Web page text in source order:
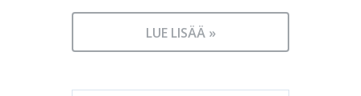
LUE LISÄÄ »